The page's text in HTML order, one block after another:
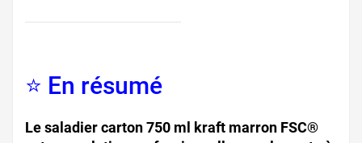
⭐ En résumé
Le saladier carton 750 ml kraft marron FSC®